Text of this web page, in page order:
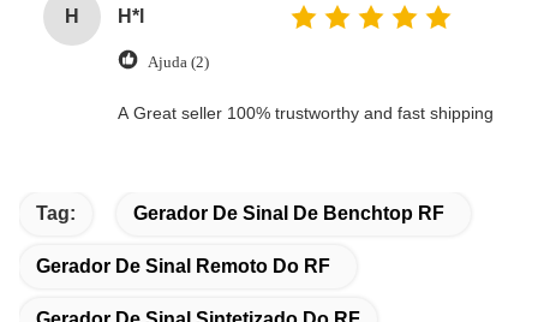
H H*l
Ajuda (2)
A Great seller 100% trustworthy and fast shipping
Tag: Gerador De Sinal De Benchtop RF
Gerador De Sinal Remoto Do RF